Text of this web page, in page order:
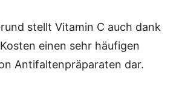
stellt Vitamin C auch dank
einen sehr häufigen
Antifaltenpräparaten dar.